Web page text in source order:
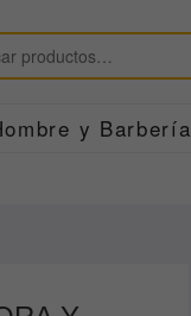
y Barbería